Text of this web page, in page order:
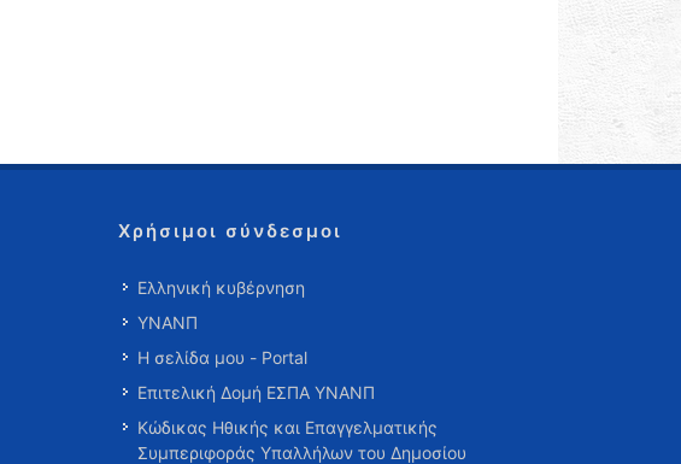
Χρήσιμοι σύνδεσμοι
Ελληνική κυβέρνηση
ΥΝΑΝΠ
Η σελίδα μου - Portal
Επιτελική Δομή ΕΣΠΑ ΥΝΑΝΠ
Κώδικας Ηθικής και Επαγγελματικής
Συμπεριφοράς Υπαλλήλων του Δημοσίου